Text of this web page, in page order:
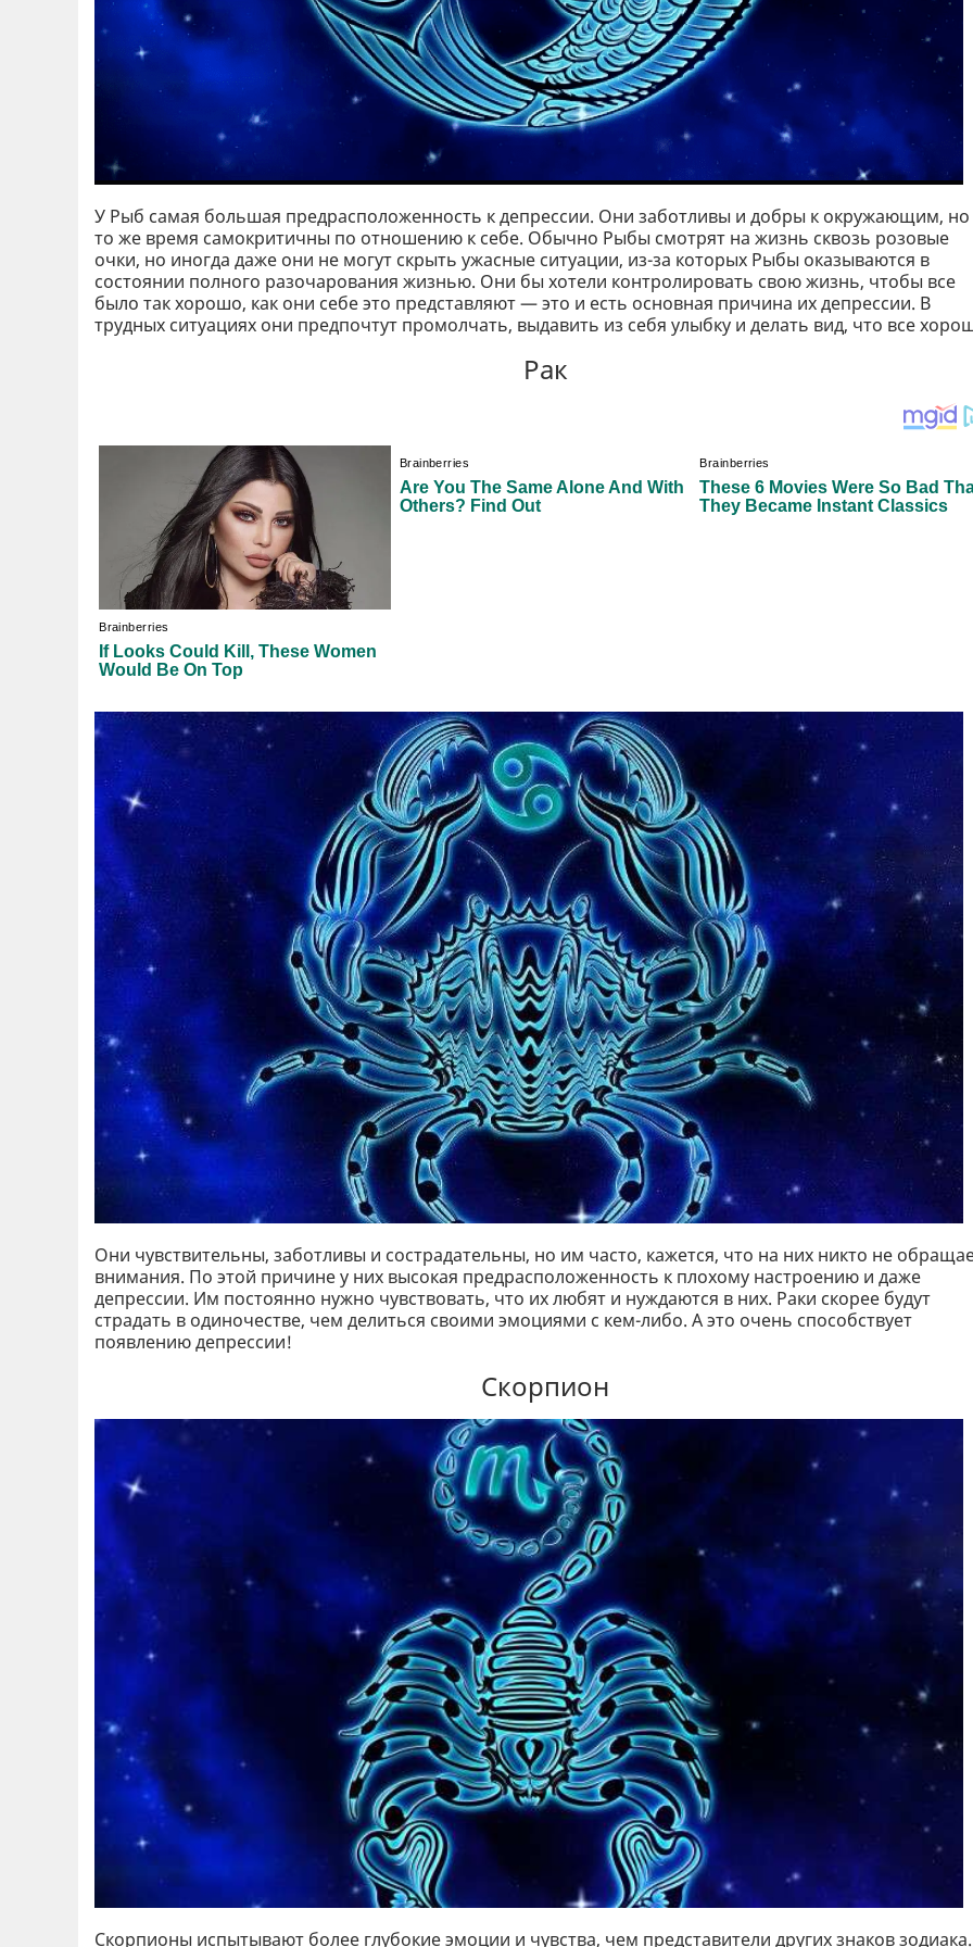
У Рыб самая большая предрасположенность к депрессии. Они заботливы и добры к окружающим, но
то же время самокритичны по отношению к себе. Обычно Рыбы смотрят на жизнь сквозь розовые
очки, но иногда даже они не могут скрыть ужасные ситуации, из-за которых Рыбы оказываются в
состоянии полного разочарования жизнью. Они бы хотели контролировать свою жизнь, чтобы все
было так хорошо, как они себе это представляют — это и есть основная причина их депрессии. В
трудных ситуациях они предпочтут промолчать, выдавить из себя улыбку и делать вид, что все
Рак
Они чувствительны, заботливы и сострадательны, но им часто, кажется, что на них никто не
внимания. По этой причине у них высокая предрасположенность к плохому настроению и даже
депрессии. Им постоянно нужно чувствовать, что их любят и нуждаются в них. Раки скорее будут
страдать в одиночестве, чем делиться своими эмоциями с кем-либо. А это очень способствует
появлению депрессии!
Скорпион
Скорпионы испытывают более глубокие эмоции и чувства, чем представители других знаков